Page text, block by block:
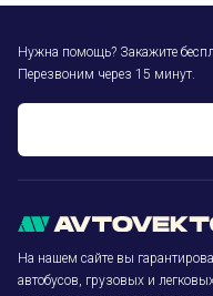
Нужна помощь? Закажите
Перезвоним через 15 минут.
На нашем сайте вы
автобусов, грузовых и